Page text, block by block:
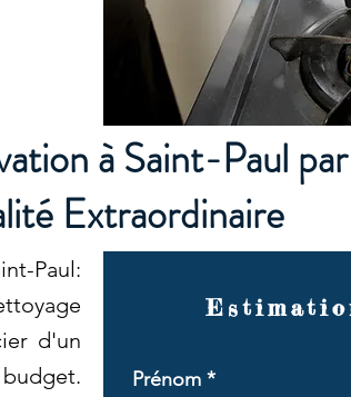
à Saint-Paul
Extraordinaire
Paul:
d'un
Prénom